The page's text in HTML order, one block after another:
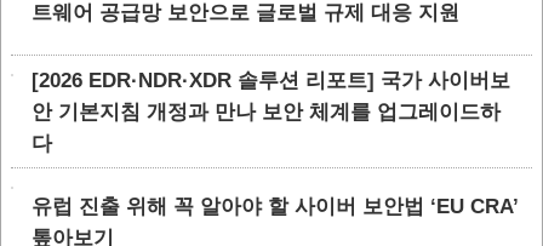
트웨어 공급망 보안으로 글로벌 규제 대응 지원
[2026 EDR·NDR·XDR 솔루션 리포트] 국가 사이버보
안 기본지침 개정과 만나 보안 체계를 업그레이드하
다
유럽 진출 위해 꼭 알아야 할 사이버 보안법 ‘EU CRA’
톺아보기